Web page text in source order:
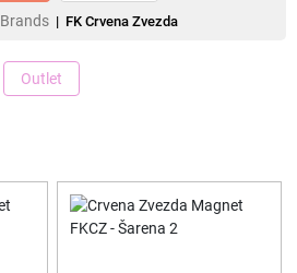
Brands | FK Crvena Zvezda
Outlet